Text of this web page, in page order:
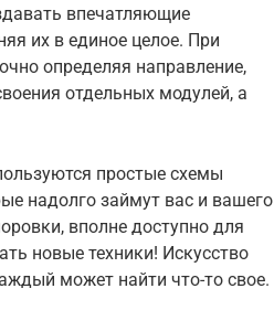
впечатляющие
их в единое целое. При
определяя направление,
отдельных модулей, а
простые схемы
надолго займут вас и вашего
вполне доступно для
новые техники! Искусство
может найти что-то свое.